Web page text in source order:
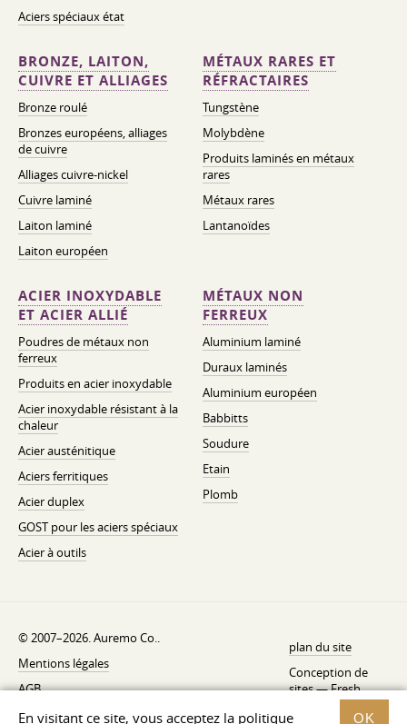
En visitant ce site, vous acceptez la politique OK
Aciers spéciaux état
BRONZE, LAITON,
CUIVRE ET ALLIAGES
Bronze roulé
Bronzes européens, alliages
de cuivre
Alliages cuivre-nickel
Cuivre laminé
Laiton laminé
Laiton européen
MÉTAUX RARES ET
RÉFRACTAIRES
Tungstène
Molybdène
Produits laminés en métaux
rares
Métaux rares
Lantanoïdes
ACIER INOXYDABLE
ET ACIER ALLIÉ
Poudres de métaux non
ferreux
Produits en acier inoxydable
Acier inoxydable résistant à la
chaleur
Acier austénitique
Aciers ferritiques
Acier duplex
GOST pour les aciers spéciaux
Acier à outils
MÉTAUX NON
FERREUX
Aluminium laminé
Duraux laminés
Aluminium européen
Babbitts
Soudure
Etain
Plomb
© 2007–2026. Auremo Co..
Mentions légales
AGB
Politique de rétractation
plan du site
Conception de
sites —Fresh